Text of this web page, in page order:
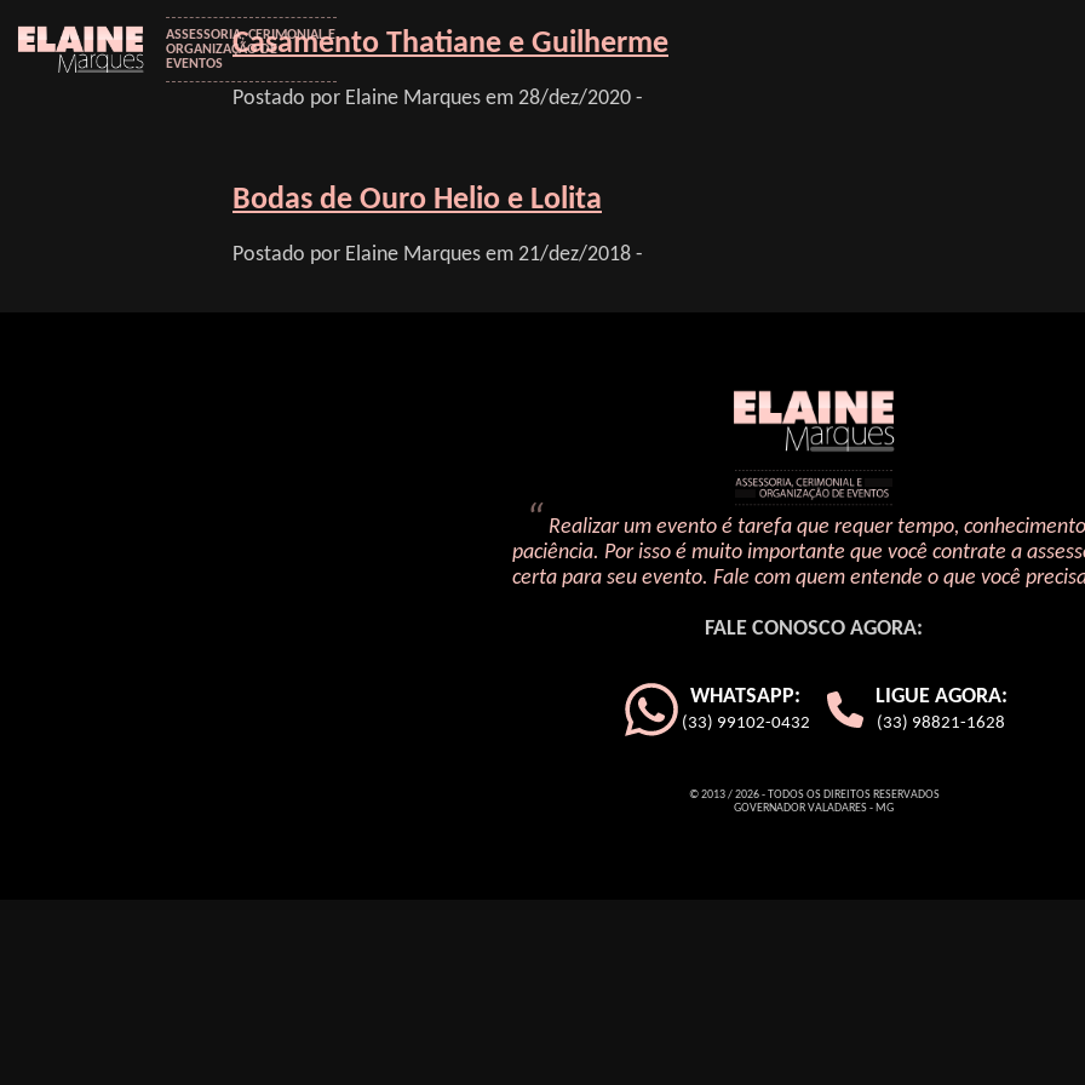
ASSESSORIA, CERIMONIAL E
ORGANIZAÇÃO DE
EVENTOS
Casamento Thatiane e Guilherme
Postado por Elaine Marques em 28/dez/2020 -
Bodas de Ouro Helio e Lolita
Postado por Elaine Marques em 21/dez/2018 -
Realizar um evento é tarefa que requer tempo,
paciência. Por isso é muito importante que você contrate a
certa para seu evento. Fale com quem entende o que você
FALE CONOSCO AGORA:
WHATSAPP:
(33) 99102-0432
LIGUE AGORA:
(33) 98821-1628
© 2013 / 2026 - TODOS OS DIREITOS RESERVADOS
GOVERNADOR VALADARES - MG